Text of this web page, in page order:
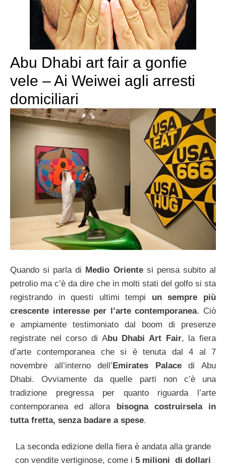
Abu Dhabi art fair a gonfie
vele – Ai Weiwei agli arresti
domiciliari
Quando si parla di Medio Orientesi pensa subito al
petrolio ma c’è da dire che in molti stati del golfo si sta
registrando in questi ultimi tempi un sempre più
crescente interesse per l’arte contemporanea. Ciò
e ampiamente testimoniato dal boom di presenze
registrate nel corso di Abu Dhabi Art Fair, la fiera
d’arte contemporanea che si è tenuta dal 4 al 7
novembre all’interno dell’Emirates Palacedi Abu
Dhabi. Ovviamente da quelle parti non c’è una
tradizione pregressa per quanto riguarda l’arte
contemporanea ed allora bisogna costruirsela in
tutta fretta, senza badare a spese.
La seconda edizione della fiera è andata alla grande
con vendite vertiginose, come i 5 milioni di dollari